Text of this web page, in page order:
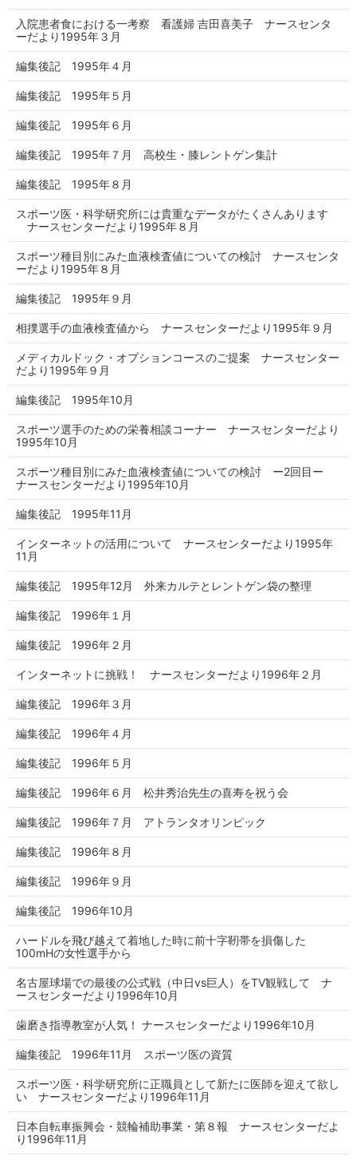
入院患者食における一考察 看護婦 吉田喜美子 ナースセンタ
ーだより1995年３月
編集後記 1995年４月
編集後記 1995年５月
編集後記 1995年６月
編集後記 1995年７月 高校生・膝レントゲン集計
編集後記 1995年８月
スポーツ医・科学研究所には貴重なデータがたくさんあります
ナースセンターだより1995年８月
スポーツ種目別にみた血液検査値についての検討 ナースセンタ
ーだより1995年８月
編集後記 1995年９月
相撲選手の血液検査値から ナースセンターだより1995年９月
メディカルドック・オプションコースのご提案 ナースセンター
だより1995年９月
編集後記 1995年10月
スポーツ選手のための栄養相談コーナー ナースセンターだより
1995年10月
スポーツ種目別にみた血液検査値についての検討 ー2回目ー
ナースセンターだより1995年10月
編集後記 1995年11月
インターネットの活用について ナースセンターだより1995年
11月
編集後記 1995年12月 外来カルテとレントゲン袋の整理
編集後記 1996年１月
編集後記 1996年２月
インターネットに挑戦！ ナースセンターだより1996年２月
編集後記 1996年３月
編集後記 1996年４月
編集後記 1996年５月
編集後記 1996年６月 松井秀治先生の喜寿を祝う会
編集後記 1996年７月 アトランタオリンピック
編集後記 1996年８月
編集後記 1996年９月
編集後記 1996年10月
ハードルを飛び越えて着地した時に前十字靭帯を損傷した
100mHの女性選手から
名古屋球場での最後の公式戦（中日vs巨人）をTV観戦して ナ
ースセンターだより1996年10月
歯磨き指導教室が人気！ ナースセンターだより1996年10月
編集後記 1996年11月 スポーツ医の資質
スポーツ医・科学研究所に正職員として新たに医師を迎えて欲し
い ナースセンターだより1996年11月
日本自転車振興会・競輪補助事業・第８報 ナースセンターだよ
り1996年11月